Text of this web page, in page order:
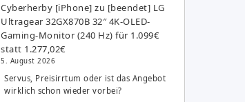
Cyberherby [iPhone] zu [beendet] LG
Ultragear 32GX870B 32″ 4K-OLED-
Gaming-Monitor (240 Hz) für 1.099€
statt 1.277,02€
5. August 2026
Servus, Preisirrtum oder ist das Angebot
wirklich schon wieder vorbei?